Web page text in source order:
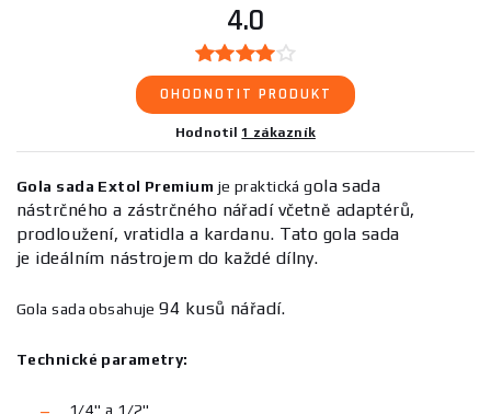
4.0
OHODNOTIT PRODUKT
Hodnotil 1 zákazník
Gola sada Extol Premium je praktická gola sada
nástrčného a zástrčného nářadí včetně adaptérů,
prodloužení, vratidla a kardanu. Tato gola sada
je ideálním nástrojem do každé dílny.
Gola sada obsahuje94 kusů nářadí.
Technické parametry:
1/4" a 1/2"